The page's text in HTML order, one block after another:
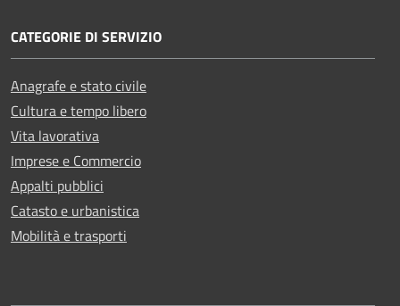
CATEGORIE DI SERVIZIO
Anagrafe e stato civile
Cultura e tempo libero
Vita lavorativa
Imprese e Commercio
Appalti pubblici
Catasto e urbanistica
Mobilità e trasporti